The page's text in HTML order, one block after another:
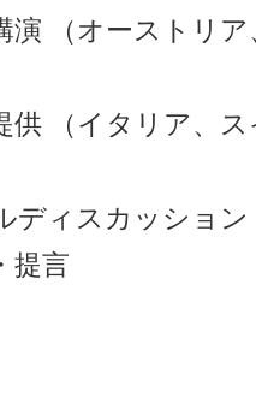
（オーストリア
（イタリア、
ィスカッション
提言